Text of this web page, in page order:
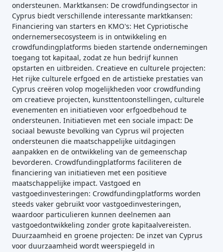
ondersteunen. Marktkansen: De crowdfundingsector in
Cyprus biedt verschillende interessante marktkansen:
Financiering van starters en KMO's: Het Cypriotische
ondernemersecosysteem is in ontwikkeling en
crowdfundingplatforms bieden startende ondernemingen
toegang tot kapitaal, zodat ze hun bedrijf kunnen
opstarten en uitbreiden. Creatieve en culturele projecten:
Het rijke culturele erfgoed en de artistieke prestaties van
Cyprus creëren volop mogelijkheden voor crowdfunding
om creatieve projecten, kunsttentoonstellingen, culturele
evenementen en initiatieven voor erfgoedbehoud te
ondersteunen. Initiatieven met een sociale impact: De
sociaal bewuste bevolking van Cyprus wil projecten
ondersteunen die maatschappelijke uitdagingen
aanpakken en de ontwikkeling van de gemeenschap
bevorderen. Crowdfundingplatforms faciliteren de
financiering van initiatieven met een positieve
maatschappelijke impact. Vastgoed en
vastgoedinvesteringen: Crowdfundingplatforms worden
steeds vaker gebruikt voor vastgoedinvesteringen,
waardoor particulieren kunnen deelnemen aan
vastgoedontwikkeling zonder grote kapitaalvereisten.
Duurzaamheid en groene projecten: De inzet van Cyprus
voor duurzaamheid wordt weerspiegeld in